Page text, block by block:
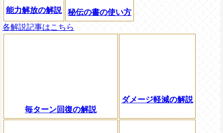
能力解放の解説
秘伝の書の使い方
各解説記事はこちら
毎ターン回復の解説
ダメージ軽減の解説